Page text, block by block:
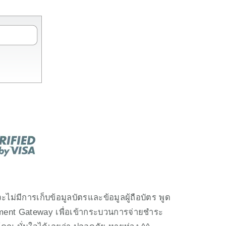
ะไม่มีการเก็บข้อมูลบัตรและข้อมูลผู้ถือบัตร พูด
Gateway เพื่อเข้ากระบวนการจ่ายชำระ